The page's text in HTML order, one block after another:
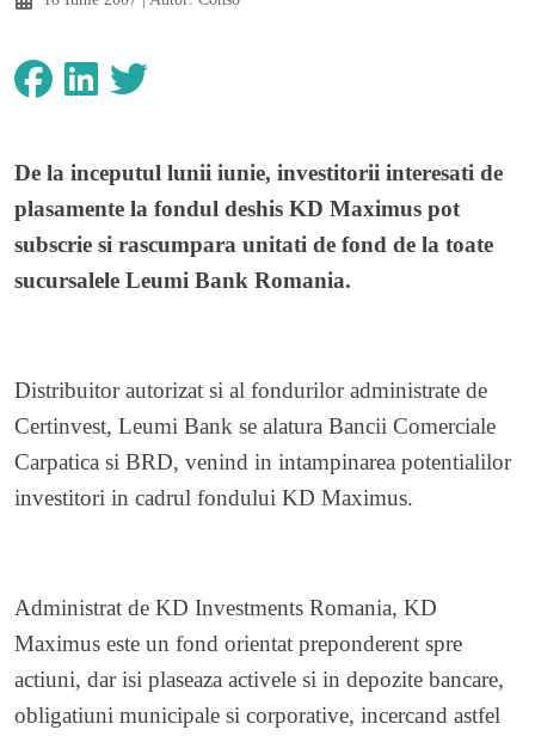
De la inceputul lunii iunie, investitorii interesati de
plasamente la fondul deshis KD Maximus pot
subscrie si rascumpara unitati de fond de la toate
sucursalele Leumi Bank Romania.
Distribuitor autorizat si al fondurilor administrate de
Certinvest, Leumi Bank se alatura Bancii Comerciale
Carpatica si BRD, venind in intampinarea potentialilor
investitori in cadrul fondului KD Maximus.
Administrat de KD Investments Romania, KD
Maximus este un fond orientat preponderent spre
actiuni, dar isi plaseaza activele si in depozite bancare,
obligatiuni municipale si corporative, incercand astfel